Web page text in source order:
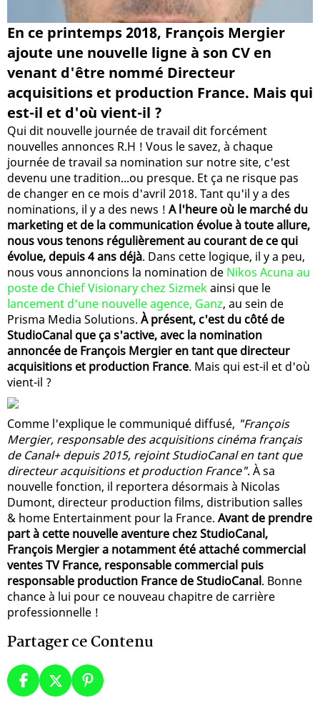
En ce printemps 2018, François Mergier
ajoute une nouvelle ligne à son CV en
venant d'être nommé Directeur
acquisitions et production France. Mais qui
est-il et d'où vient-il ?
Qui dit nouvelle journée de travail dit forcément
nouvelles annonces R.H ! Vous le savez, à chaque
journée de travail sa nomination sur notre site, c'est
devenu une tradition...ou presque. Et ça ne risque pas
de changer en ce mois d'avril 2018. Tant qu'il y a des
nominations, il y a des news ! A l'heure où le marché du
marketing et de la communication évolue à toute allure,
nous vous tenons régulièrement au courant de ce qui
évolue, depuis 4 ans déjà. Dans cette logique, il y a peu,
nous vous annoncions la nomination de Nikos Acuna au
poste de Chief Visionary chez Sizmekainsi que le
lancement d'une nouvelle agence, Ganz, au sein de
Prisma Media Solutions. À présent, c'est du côté de
StudioCanal que ça s'active, avec la nomination
annoncée de François Mergier en tant que directeur
acquisitions et production France. Mais qui est-il et d'où
vient-il ?
Comme l'explique le communiqué diffusé, "François
Mergier, responsable des acquisitions cinéma français
de Canal+ depuis 2015, rejoint StudioCanal en tant que
directeur acquisitions et production France". À sa
nouvelle fonction, il reportera désormais à Nicolas
Dumont, directeur production films, distribution salles
& home Entertainment pour la France. Avant de prendre
part à cette nouvelle aventure chez StudioCanal,
François Mergier a notamment été attaché commercial
ventes TV France, responsable commercial puis
responsable production France de StudioCanal. Bonne
chance à lui pour ce nouveau chapitre de carrière
professionnelle !
Partager ce Contenu